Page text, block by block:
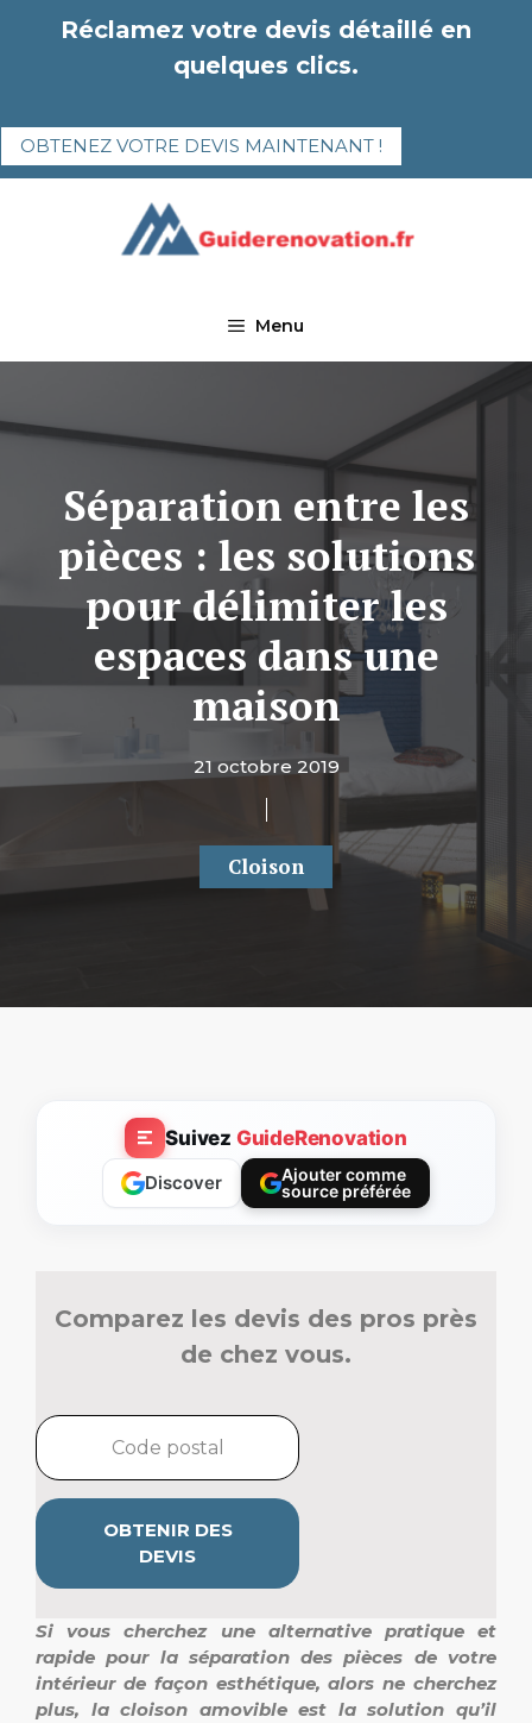
Réclamez votre devis détaillé en
quelques clics.
OBTENEZ VOTRE DEVIS MAINTENANT !
Menu
Séparation entre les
pièces : les solutions
pour délimiter les
espaces dans une
maison
21 octobre 2019
Cloison
Suivez GuideRenovation
Discover
Ajouter comme
source préférée
Comparez les devis des pros près
de chez vous.
OBTENIR DES
DEVIS
Si vous cherchez une alternative pratique et
rapide pour la séparation des pièces de votre
intérieur de façon esthétique, alors ne cherchez
plus, la cloison amovible est la solution qu’il